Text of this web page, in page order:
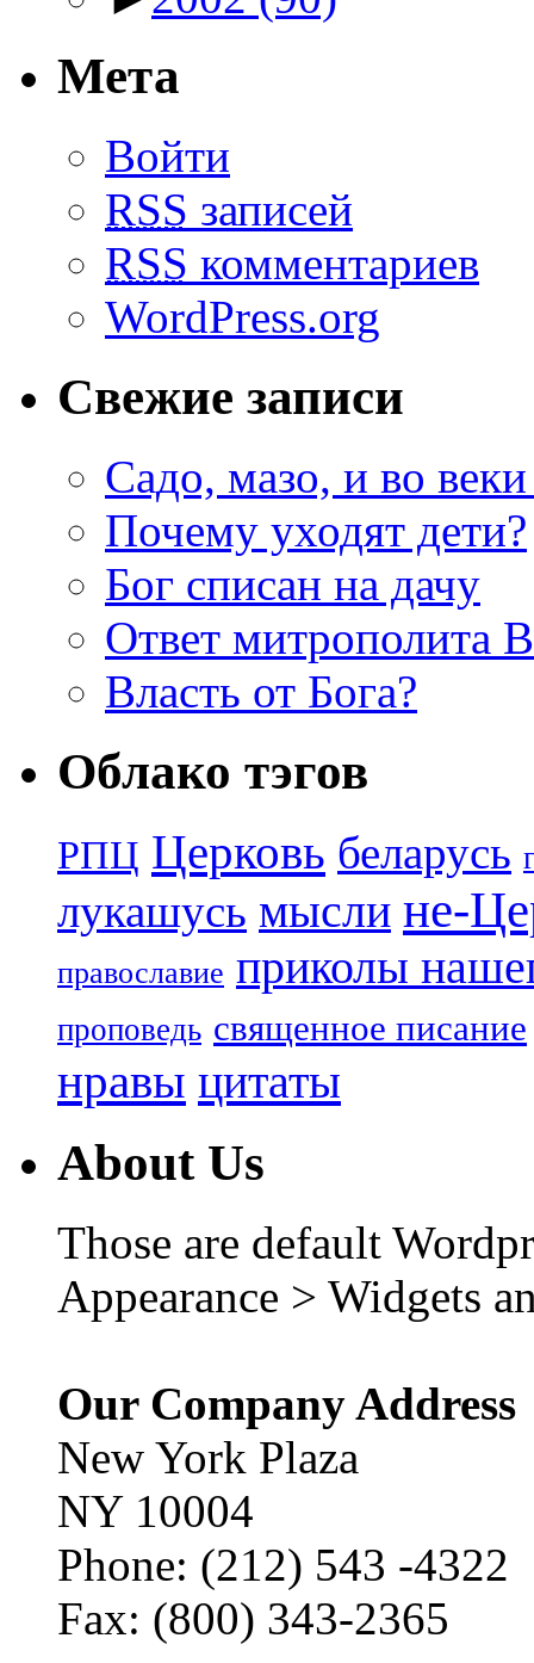
Мета
Войти
RSS записей
RSS комментариев
WordPress.org
Свежие записи
Садо, мазо, и во веки
Почему уходят дети?
Бог списан на дачу
Ответ митрополита
Власть от Бога?
Облако тэгов
РПЦ Церковь беларусь
лукашусь мысли не-
православие приколы
проповедь священное писание
нравы цитаты
About Us
Those are default
Appearance > Widgets
Our Company Address
New York Plaza
NY 10004
Phone: (212) 543 -4322
Fax: (800) 343-2365